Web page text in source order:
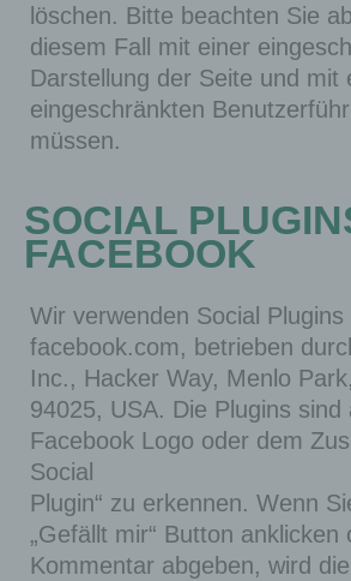
löschen. Bitte beachten Sie
diesem Fall mit einer
Darstellung der Seite und mit
eingeschränkten
müssen.
SOCIAL
FACEBOOK
Wir verwenden Social Plugins
facebook.com, betrieben
Inc., Hacker Way, Menlo
94025, USA. Die Plugins sind
Facebook Logo oder dem
Social
Plugin“ zu erkennen. Wenn
„Gefällt mir“ Button anklicken
Kommentar abgeben, wird die